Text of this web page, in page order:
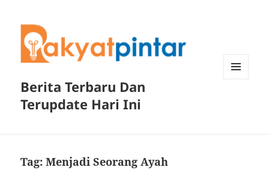
Berita Terbaru Dan
Terupdate Hari Ini
Tag:Menjadi Seorang Ayah